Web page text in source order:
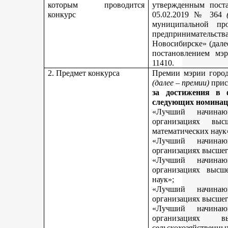
которым проводится
конкурс
утвержденным
05.02.2019 № 364
муниципальной
Новосибирске»
постановлением
11410.
2. Предмет конкурса
Премии мэрии
(далее – премии)
за достижения в
следующих
«Лучший
организациях
математических
«Лучший
организациях
«Лучший
организациях
наук»;
«Лучший
организациях
«Лучший
организациях